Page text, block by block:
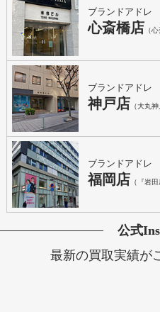
ブランドアドレ
心斎橋店 （
ブランドアドレ
神戸店 （大丸
ブランドアドレ
福岡店 （『岩
公式
最新の買取実績が